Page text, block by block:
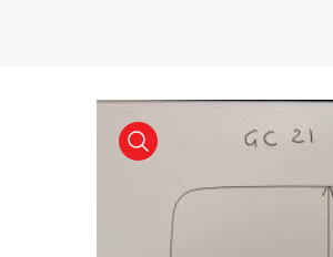
visualizza prodotto